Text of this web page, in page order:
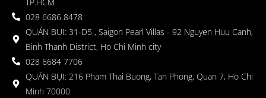
028 6686 8478
QUÁN BỤI: 31-D5 , Saigon Pearl Villas - 92 Nguyen Huu Canh,
Binh Thanh District, Ho Chi Minh city
028 6684 7706
QUÁN BỤI: 216 Pham Thai Buong, Tan Phong, Quan 7, Ho Chi
Minh 70000